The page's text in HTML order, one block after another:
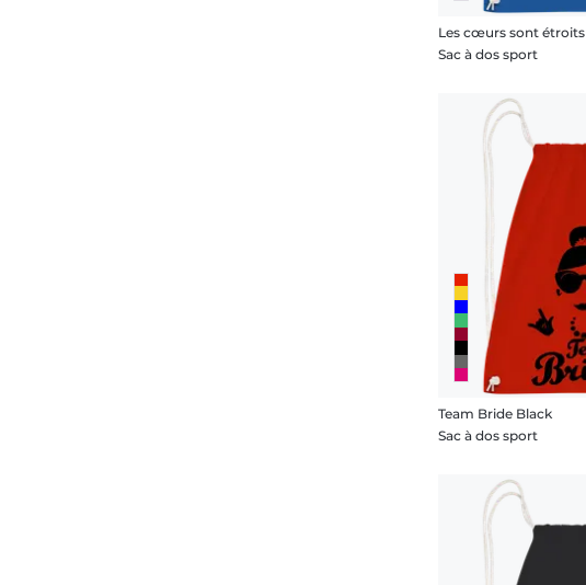
Les cœurs sont étroits
Sac à dos sport
Team Bride Black
Sac à dos sport